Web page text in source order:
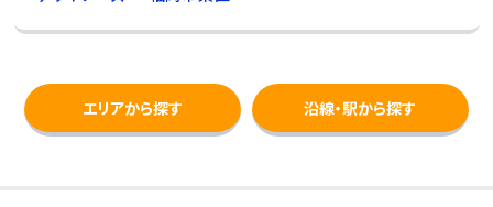
エリアから探す 沿線・駅から探す